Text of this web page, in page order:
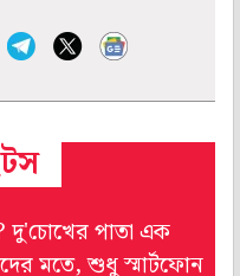
দু'চোখের পাতা এক
মতে, শুধু স্মার্টফোন